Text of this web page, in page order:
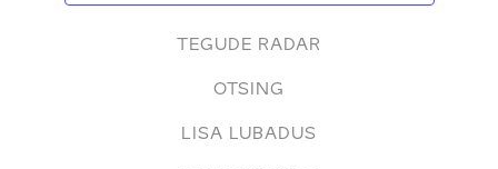
TEGUDE RADAR
OTSING
LISA LUBADUS